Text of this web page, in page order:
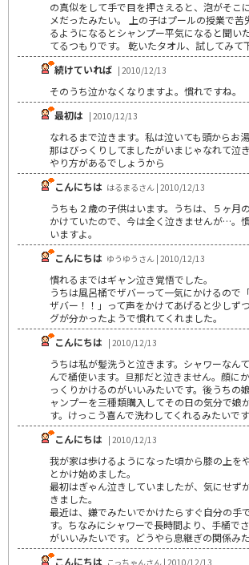
の真似をして手で目を押さえると、泡がそこ
メだったみたい。 上の子はプールの授業で苦
るようになるとシャンプー平気になると聞い
てるつもりです。 乾いたタオル、試してみて
続けていれば | 2010/12/13
そのうち泣かなくなりますよ。慣れですね。
最初は | 2010/12/13
なれるまで泣きます。私は泣いても頭からお
那はびっくりしてましたがいまじゃなれて泣
やり方があるでしょうから
こんにちは はるまるさん | 2010/12/13
うちも２歳の子供はいます。うちは、５ヶ月
かけていたので、今は全く泣きませんが…。
いますよ。
こんにちは ゆうゆうさん | 2010/12/13
慣れるまではギャン泣き覚悟でした。
うちは風呂桶でザバーって一気にかけるので
ザバー！！」って声をかけてあげると少しず
グが分かったようで慣れてくれました。
こんにちは | 2010/12/13
うちは私が髪洗うと泣きます。シャワーなん
んで桶使います。旦那だと泣きません。顔に
っくりかけるのがいいみたいです。後うちの
ャンプーを三種類購入してその日の気分で娘
す。けっこう喜んで洗わしてくれるみたいです
こんにちは | 2010/12/13
我が家は歩けるようになった頃から膝の上を
とかけ始めました。
最初はぎゃん泣きしていましたが、気にせず
きました。
最近は、嫌でみたいでかけたらすぐ自分の手
す。ちなみにシャワーで長時間より、手桶で
がいいみたいです。どうやら息継ぎの関係みた
こんにちは こっちゃんさん | 2010/12/13